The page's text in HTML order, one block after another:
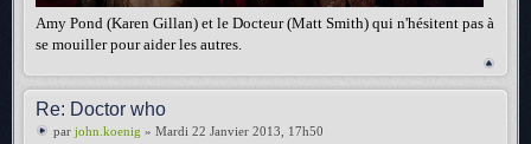
Amy Pond (Karen Gillan) et le Docteur (Matt Smith) qui n'hésitent pas à
se mouiller pour aider les autres.
Re: Doctor who
par john.koenig » Mardi 22 Janvier 2013, 17h50